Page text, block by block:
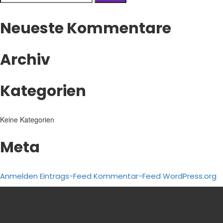
nach:
Neueste Kommentare
Archiv
Kategorien
Keine Kategorien
Meta
Anmelden Eintrags-Feed Kommentar-Feed WordPress.org